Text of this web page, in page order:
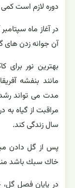
دوره لازم است
در آغاز ماه
آن جوانه زدن های
بهترین نور
مانند بنفشه
مدت می تواند رشد
مراقبت از گیاه به
سال زندگی کند.
پس از گل دادن
خاك سبك باشد
در پايان فصل